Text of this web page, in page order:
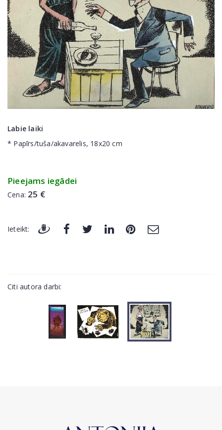
Labie laiki
* Papīrs/tuša/akavarelis, 18x20 cm
Pieejams iegādei
Cena: 25 €
Ieteikt:
Citi autora darbi: